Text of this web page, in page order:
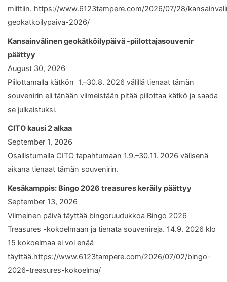
miittiin. https://www.6123tampere.com/2026/07/28/
geokatkoilypaiva-2026/
Kansainvälinen geokätköilypäivä -piilottajasouvenir
päättyy
August 30, 2026
Piilottamalla kätkön 1.–30.8. 2026 välillä tienaat tämän
souvenirin eli tänään viimeistään pitää piilottaa kätkö ja saada
se julkaistuksi.
CITO kausi 2 alkaa
September 1, 2026
Osallistumalla CITO tapahtumaan 1.9.–30.11. 2026 välisenä
aikana tienaat tämän souvenirin.
Kesäkamppis: Bingo 2026 treasures keräily päättyy
September 13, 2026
Viimeinen päivä täyttää bingoruudukkoa Bingo 2026
Treasures -kokoelmaan ja tienata souvenireja. 14.9. 2026 klo
15 kokoelmaa ei voi enää
täyttää.https://www.6123tampere.com/2026/07/02/bingo-
2026-treasures-kokoelma/